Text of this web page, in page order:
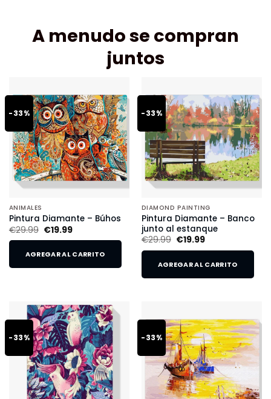
A menudo se compran
juntos
-33%
ANIMALES
Pintura Diamante – Búhos
€29.99 €19.99
AGREGAR AL CARRITO
-33%
DIAMOND PAINTING
Pintura Diamante – Banco
junto al estanque
€29.99 €19.99
AGREGAR AL CARRITO
-33% -33%